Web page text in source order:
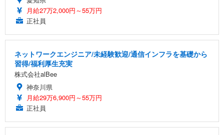
月給27万2,000円～55万円
正社員
ネットワークエンジニア/未経験歓迎/通信インフラを基礎から
習得/福利厚生充実
株式会社alBee
神奈川県
月給29万6,900円～55万円
正社員